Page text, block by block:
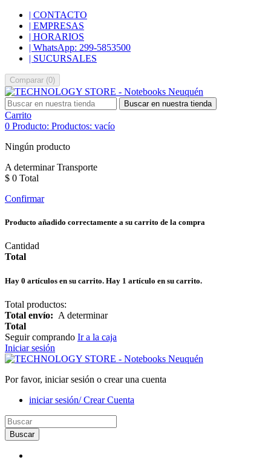
| CONTACTO
| EMPRESAS
| HORARIOS
| WhatsApp: 299-5853500
| SUCURSALES
Comparar (0)
Buscar en nuestra tienda
Carrito
0 Producto: Productos: vacío
Ningún producto
A determinarTransporte
$ 0 Total
Confirmar
Producto añadido correctamente a su carrito de la compra
Cantidad
Total
Hay 0 artículos en su carrito. Hay 1 artículo en su carrito.
Total productos:
Total envío: A determinar
Total
Seguir comprando Ir a la caja
Iniciar sesión
Por favor, iniciar sesión o crear una cuenta
iniciar sesión/ Crear Cuenta
Buscar